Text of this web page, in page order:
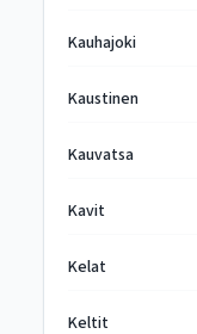
Kauhajoki
Kaustinen
Kauvatsa
Kavit
Kelat
Keltit